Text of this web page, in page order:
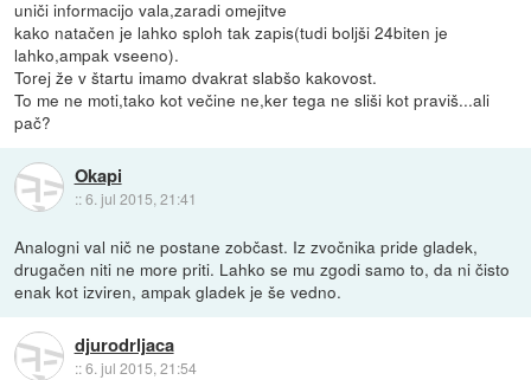
uniči informacijo vala,zaradi omejitve
kako natačen je lahko sploh tak zapis(tudi boljši 24biten je
lahko,ampak vseeno).
Torej že v štartu imamo dvakrat slabšo kakovost.
To me ne moti,tako kot večine ne,ker tega ne sliši kot praviš...ali
pač?
Okapi
::6. jul 2015, 21:41
Analogni val nič ne postane zobčast. Iz zvočnika pride gladek,
drugačen niti ne more priti. Lahko se mu zgodi samo to, da ni čisto
enak kot izviren, ampak gladek je še vedno.
djurodrljaca
::6. jul 2015, 21:54